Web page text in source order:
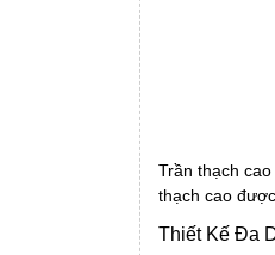
Trần thạch
thạch cao
Thiết Kế Đa